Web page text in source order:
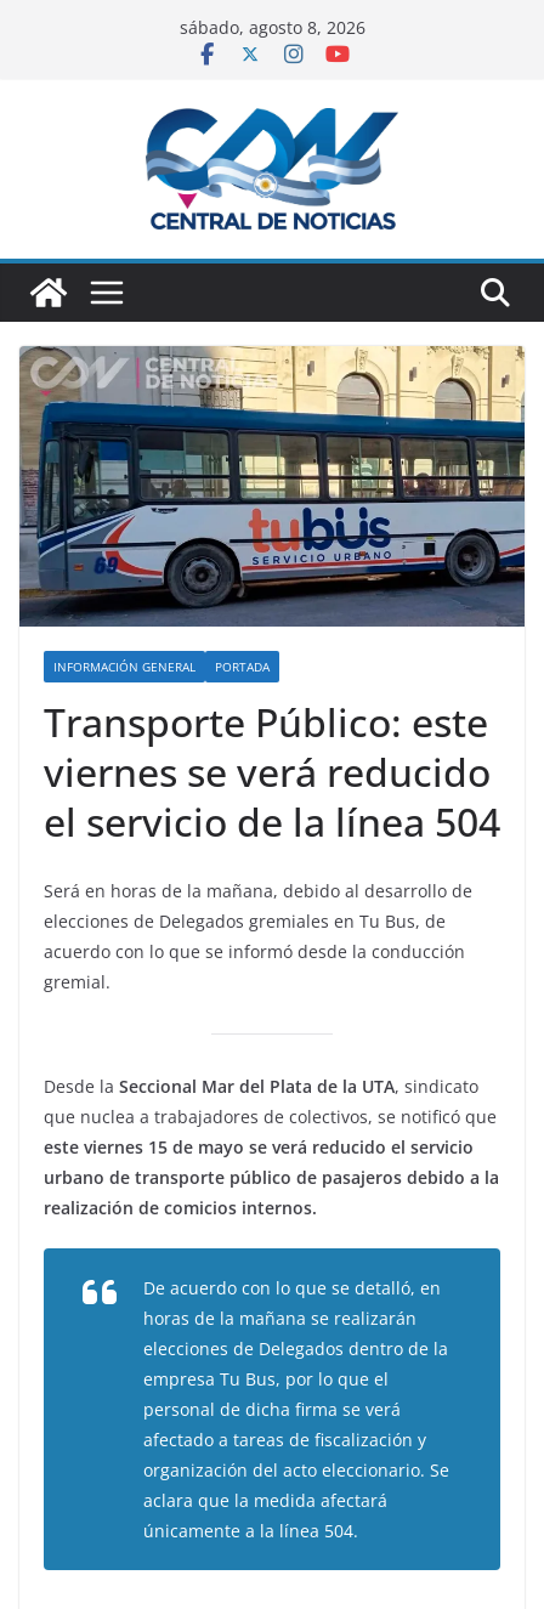
sábado, agosto 8, 2026
INFORMACIÓN GENERAL PORTADA
Transporte Público: este
viernes se verá reducido
el servicio de la línea 504
Será en horas de la mañana, debido al desarrollo de
elecciones de Delegados gremiales en Tu Bus, de
acuerdo con lo que se informó desde la conducción
gremial.
Desde la Seccional Mar del Plata de la UTA, sindicato
que nuclea a trabajadores de colectivos, se notificó que
este viernes 15 de mayo se verá reducido el servicio
urbano de transporte público de pasajeros debido a la
realización de comicios internos.
De acuerdo con lo que se detalló, en
horas de la mañana se realizarán
elecciones de Delegados dentro de la
empresa Tu Bus, por lo que el
personal de dicha firma se verá
afectado a tareas de fiscalización y
organización del acto eleccionario. Se
aclara que la medida afectará
únicamente a la línea 504.